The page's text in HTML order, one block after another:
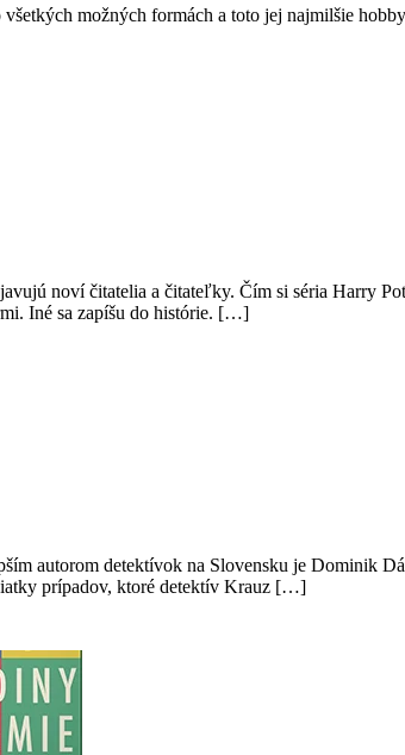
možných formách a toto jej najmilšie
noví čitatelia a čitateľky. Čím si séria Harry
Iné sa zapíšu do histórie. […]
autorom detektívok na Slovensku je Dominik
prípadov, ktoré detektív Krauz […]